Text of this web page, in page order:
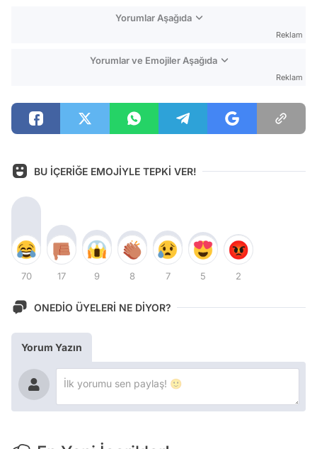
Yorumlar Aşağıda
Reklam
Yorumlar ve Emojiler Aşağıda
Reklam
BU İÇERİĞE EMOJİYLE TEPKİ VER!
70 17 9 8 7 5 2
ONEDİO ÜYELERİ NE DİYOR?
Yorum Yazın